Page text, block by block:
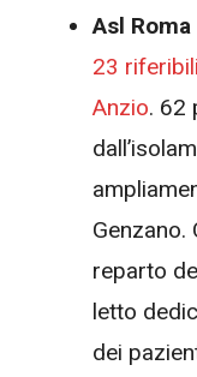
Asl
23
Anzio. 62
Genzano.
reparto
letto
dei